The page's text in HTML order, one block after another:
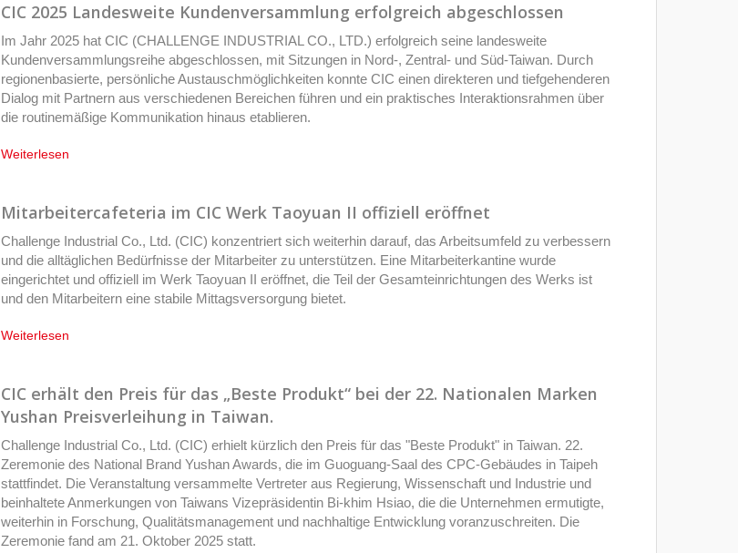
CIC 2025 Landesweite Kundenversammlung erfolgreich abgeschlossen
Im Jahr 2025 hat CIC (CHALLENGE INDUSTRIAL CO., LTD.) erfolgreich seine landesweite
Kundenversammlungsreihe abgeschlossen, mit Sitzungen in Nord-, Zentral- und Süd-Taiwan. Durch
regionenbasierte, persönliche Austauschmöglichkeiten konnte CIC einen direkteren und tiefgehenderen
Dialog mit Partnern aus verschiedenen Bereichen führen und ein praktisches Interaktionsrahmen über
die routinemäßige Kommunikation hinaus etablieren.
Weiterlesen
Mitarbeitercafeteria im CIC Werk Taoyuan II offiziell eröffnet
Challenge Industrial Co., Ltd. (CIC) konzentriert sich weiterhin darauf, das Arbeitsumfeld zu verbessern
und die alltäglichen Bedürfnisse der Mitarbeiter zu unterstützen. Eine Mitarbeiterkantine wurde
eingerichtet und offiziell im Werk Taoyuan II eröffnet, die Teil der Gesamteinrichtungen des Werks ist
und den Mitarbeitern eine stabile Mittagsversorgung bietet.
Weiterlesen
CIC erhält den Preis für das „Beste Produkt“ bei der 22. Nationalen Marken
Yushan Preisverleihung in Taiwan.
Challenge Industrial Co., Ltd. (CIC) erhielt kürzlich den Preis für das "Beste Produkt" in Taiwan. 22.
Zeremonie des National Brand Yushan Awards, die im Guoguang-Saal des CPC-Gebäudes in Taipeh
stattfindet. Die Veranstaltung versammelte Vertreter aus Regierung, Wissenschaft und Industrie und
beinhaltete Anmerkungen von Taiwans Vizepräsidentin Bi-khim Hsiao, die die Unternehmen ermutigte,
weiterhin in Forschung, Qualitätsmanagement und nachhaltige Entwicklung voranzuschreiten. Die
Zeremonie fand am 21. Oktober 2025 statt.